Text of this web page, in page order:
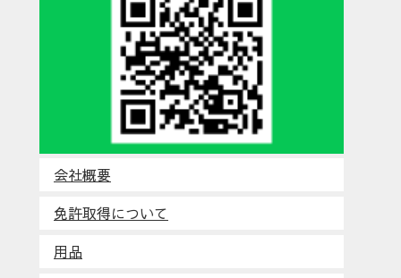
会社概要
免許取得について
用品